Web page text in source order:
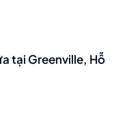
tại Greenville, Hỗ